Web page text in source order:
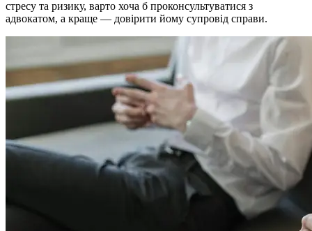
стресу та ризику, варто хоча б проконсультуватися з
адвокатом, а краще — довірити йому супровід справи.